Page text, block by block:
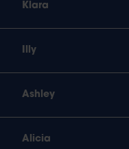
Klara
Illy
Ashley
Alicia